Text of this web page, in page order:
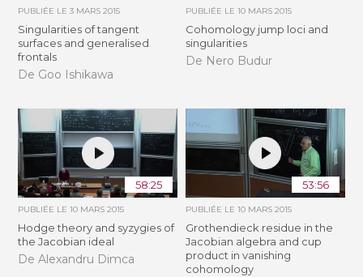
PUBLIÉE LE3 MARS 2015
Singularities of tangent
surfaces and generalised
frontals
De Goo Ishikawa
PUBLIÉE LE 10 MARS 2015
Cohomology jump loci and
singularities
De Nero Budur
58:25
PUBLIÉE LE10 MARS 2015
Hodge theory and syzygies of
the Jacobian ideal
De Alexandru Dimca
53:56
PUBLIÉE LE 10 MARS 2015
Grothendieck residue in the
Jacobian algebra and cup
product in vanishing
cohomology